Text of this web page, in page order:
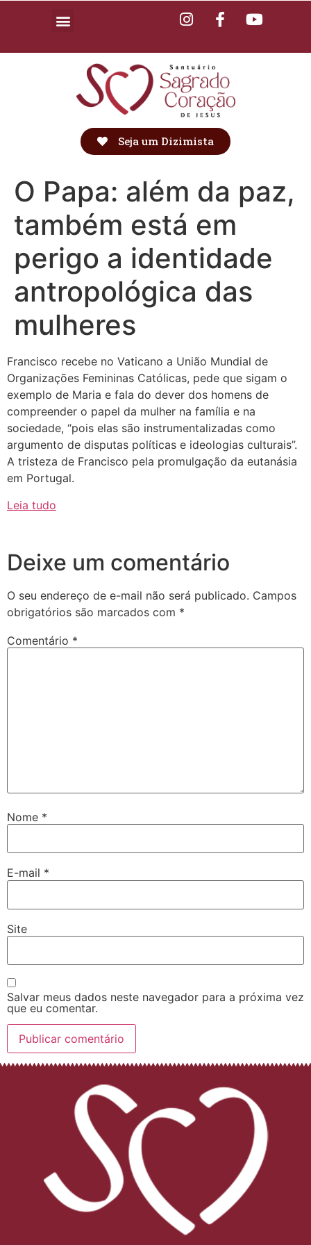
Seja um Dizimista
O Papa: além da paz,
também está em
perigo a identidade
antropológica das
mulheres
Francisco recebe no Vaticano a União Mundial de
Organizações Femininas Católicas, pede que sigam o
exemplo de Maria e fala do dever dos homens de
compreender o papel da mulher na família e na
sociedade, “pois elas são instrumentalizadas como
argumento de disputas políticas e ideologias culturais”.
A tristeza de Francisco pela promulgação da eutanásia
em Portugal.
Leia tudo
Deixe um comentário
O seu endereço de e-mail não será publicado. Campos
obrigatórios são marcados com *
Comentário *
Nome *
E-mail *
Site
Salvar meus dados neste navegador para a próxima vez
que eu comentar.